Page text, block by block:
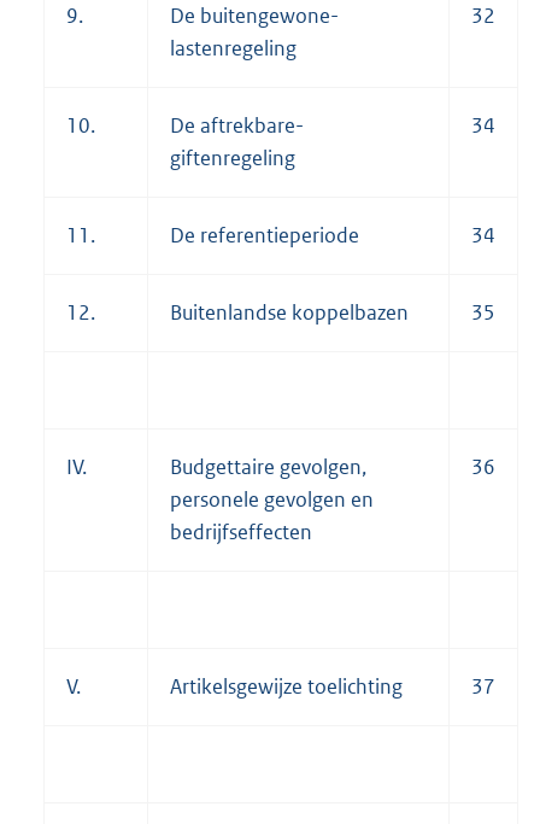
9.
De buitengewone-
lastenregeling
32
10.
De aftrekbare-
giftenregeling
34
11. De referentieperiode 34
12. Buitenlandse koppelbazen 35
IV.
Budgettaire gevolgen,
personele gevolgen en
bedrijfseffecten
36
V. Artikelsgewijze toelichting 37